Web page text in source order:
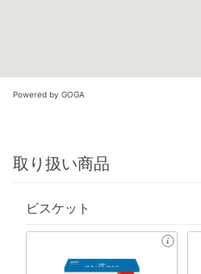
Powered by GOGA
取り扱い商品
ビスケット